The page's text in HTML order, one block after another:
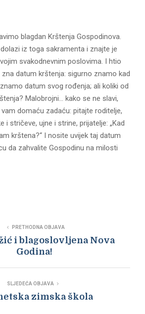
blagdan Krštenja Gospodinova.
iz toga sakramenta i znajte je
svakodnevnim poslovima. I htio
datum krštenja: sigurno znamo kad
datum svog rođenja; ali koliki od
Malobrojni… kako se ne slavi,
domaću zadaću: pitajte roditelje,
i stričeve, ujne i strine, prijatelje: „Kad
krštena?“ I nosite uvijek taj datum
da zahvalite Gospodinu na milosti
PRETHODNA OBJAVA
i blagoslovljena Nova
Godina!
SLJEDEĆA OBJAVA
zimska škola